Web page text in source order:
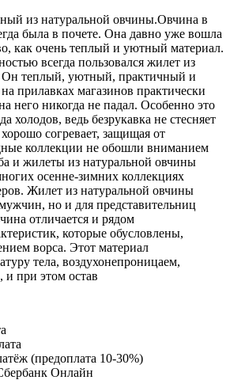
из натуральной овчины.Овчина в
была в почете. Она давно уже вошла
как очень теплый и уютный материал.
всегда пользовался жилет из
Он теплый, уютный, практичный и
прилавках магазинов практически
него никогда не падал. Особенно это
холодов, ведь безрукавка не стесняет
согревает, защищая от
коллекции не обошли вниманием
и жилеты из натуральной овчины
осенне-зимних коллекциях
Жилет из натуральной овчины
но и для представительниц
отличается и рядом
которые обусловлены,
ворса. Этот материал
тела, воздухонепроницаем,
и при этом остав
(предоплата 10-30%)
Онлайн